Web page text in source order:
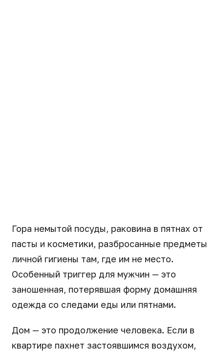
Гора немытой посуды, раковина в пятнах от
пасты и косметики, разбросанные предметы
личной гигиены там, где им не место.
Особенный триггер для мужчин — это
заношенная, потерявшая форму домашняя
одежда со следами еды или пятнами.
Дом — это продолжение человека. Если в
квартире пахнет застоявшимся воздухом,